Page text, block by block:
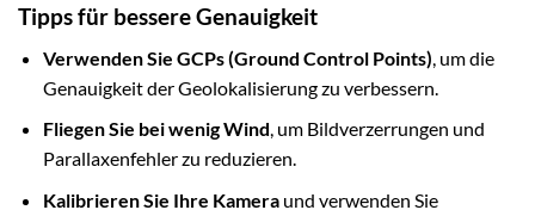
Tipps für bessere Genauigkeit
Verwenden Sie GCPs (Ground Control Points) , um die
Genauigkeit der Geolokalisierung zu verbessern.
Fliegen Sie bei wenig Wind, um Bildverzerrungen und
Parallaxenfehler zu reduzieren.
Kalibrieren Sie Ihre Kameraund verwenden Sie